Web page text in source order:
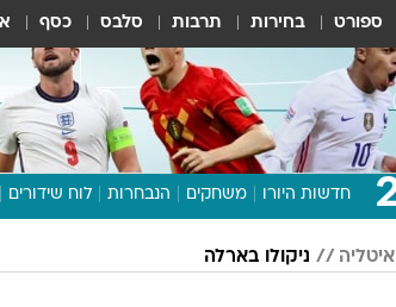
ספורט בחירות תרבות סלבס כסף
חדשות היורו משחקים הנבחרות לוח שידורים
איטליה ניקולו בארלה